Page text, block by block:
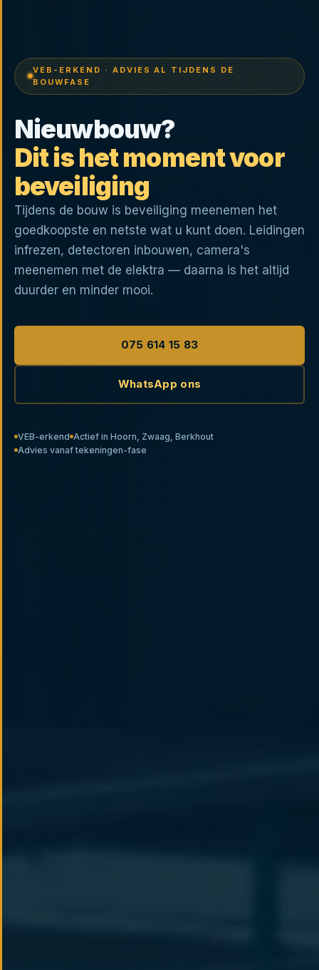
VEB-ERKEND · ADVIES AL TIJDENS DE
BOUWFASE
Nieuwbouw?
Dit is het moment voor
beveiliging
Tijdens de bouw is beveiliging meenemen het
goedkoopste en netste wat u kunt doen. Leidingen
infrezen, detectoren inbouwen, camera's
meenemen met de elektra — daarna is het altijd
duurder en minder mooi.
075 614 15 83
WhatsApp ons
VEB-erkend Actief in Hoorn, Zwaag, Berkhout
Advies vanaf tekeningen-fase